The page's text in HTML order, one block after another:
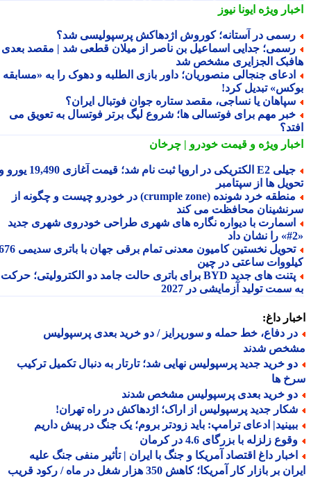
ویژهایونا نیوز
در آستانه؛ کوروش اژدهاکش پرسپولیسی شد؟
جدایی اسماعیل بن ناصر از میلان قطعی شد | مقصد بعدی
الجزایری مشخص شد
جنجالی منصوریان؛ داور بازی الطلبه و دهوک را به «مسابقه
تبدیل کرد!
یا نساجی، مقصد ستاره جوان فوتبال ایران؟
مهم برای فوتسالی ها؛ شروع لیگ برتر فوتسال به تعویق می
ویژهو قیمت خودرو | چرخان
جیلی E2 الکتریکی در اروپا ثبت نام شد؛ قیمت آغازی 19,490 یورو و
ها از سپتامبر
منطقه خرد شونده (crumple zone) در خودرو چیست و چگونه از
محافظت می کند
با دیواره نگاره های شهری طراحی خودروی شهری جدید
تحویل نخستین کامیون معدنی تمام برقی جهان با باتری سدیمی 676
ساعتی در چین
پتنت های جدید BYD برای باتری حالت جامد دو الکترولیتی؛ حرکت
سمت تولید آزمایشی در 2027
داغ:
دفاع، خط حمله و سورپرایز / دو خرید بعدی پرسپولیس
شدند
خرید جدید پرسپولیس نهایی شد؛ تارتار به دنبال تکمیل ترکیب
ها
خرید بعدی پرسپولیس مشخص شدند
جدید پرسپولیس از اراک؛ اژدهاکش در راه تهران!
ادعای ترامپ: باید زودتر بروم؛ یک جنگ در پیش داریم
زلزله با بزرگای 4.6 در کرمان
داغ اقتصاد آمریکا و جنگ با ایران | تأثیر منفی جنگ علیه
ایران بر بازار کار آمریکا؛ کاهش 350 هزار شغل در ماه / رکود قریب